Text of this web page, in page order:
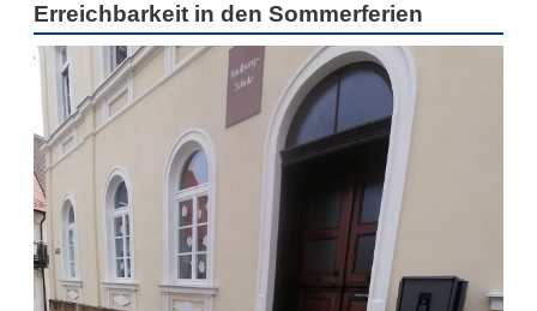
Erreichbarkeit in den Sommerferien